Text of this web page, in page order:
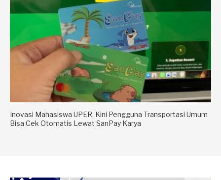
Inovasi Mahasiswa UPER, Kini Pengguna Transportasi Umum
Bisa Cek Otomatis Lewat SanPay Karya